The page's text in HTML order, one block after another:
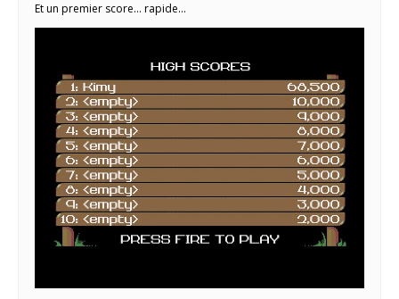
Et un premier score… rapide…